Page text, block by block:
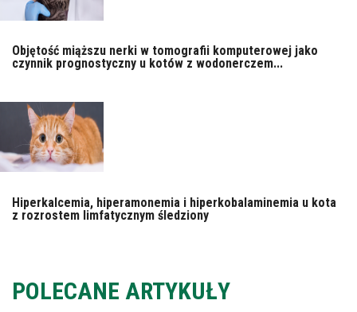
Objętość miąższu nerki w tomografii komputerowej jako
czynnik prognostyczny u kotów z wodonerczem...
Hiperkalcemia, hiperamonemia i hiperkobalaminemia u kota
z rozrostem limfatycznym śledziony
POLECANE ARTYKUŁY